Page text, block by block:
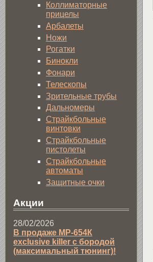
Коллиматорные
прицелы
Арбалеты
Ножи
Рогатки
Бинокли
Фонари
Телескопы
Зрительные трубы
Дальномеры
Страйкбольные
винтовки
Страйкбольные
пистолеты
Страйкбольные
автоматы
Защитные очки
Акции
28/02/2026
В продаже МР-654К
exclusive killer с бородой
(максимальный тюнинг)!